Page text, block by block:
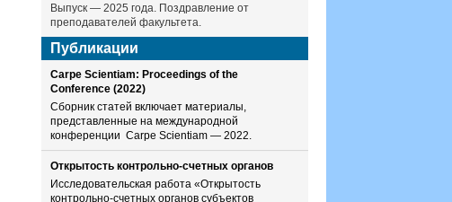
Выпуск — 2025 года. Поздравление от
преподавателей факультета.
Публикации
Carpe Scientiam: Proceedings of the
Conference (2022)
Сборник статей включает материалы,
представленные на международной
конференции Carpe Scientiam — 2022.
Открытость контрольно-счетных органов
Исследовательская работа «Открытость
контрольно-счетных органов субъектов